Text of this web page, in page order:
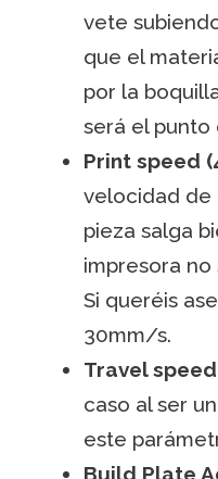
vete
que el
por la
será el punto
Print speed
velocidad de
pieza salga
impresora
Si queréis
30mm/s.
Travel
caso al ser
este
Build Plate